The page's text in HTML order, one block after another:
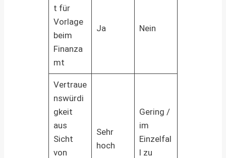
t für
Vorlage
beim
Finanza
mt
Ja Nein
Vertraue
nswürdi
gkeit
aus
Sicht
von
Sehr
hoch
Gering /
im
Einzelfal
l zu